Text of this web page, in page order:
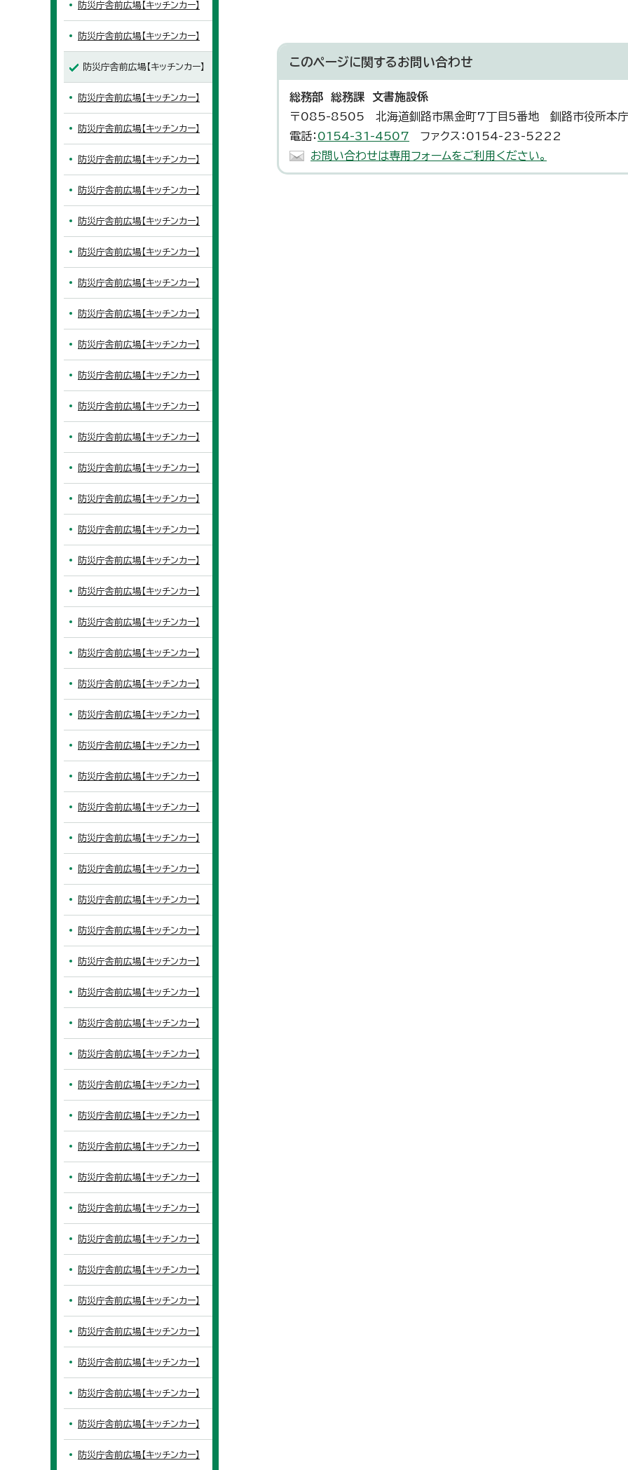
このページに関するお問い合わせ
総務部 総務課 文書施設係
〒085-8505 北海道釧路市黒金町7丁目5番地 釧路市役所本
電話： 0154-31-4507 ファクス：0154-23-5222
お問い合わせは専用フォームをご利用ください。
防災庁舎前広場【キッチンカー】
防災庁舎前広場【キッチンカー】
防災庁舎前広場【キッチンカー】
防災庁舎前広場【キッチンカー】
防災庁舎前広場【キッチンカー】
防災庁舎前広場【キッチンカー】
防災庁舎前広場【キッチンカー】
防災庁舎前広場【キッチンカー】
防災庁舎前広場【キッチンカー】
防災庁舎前広場【キッチンカー】
防災庁舎前広場【キッチンカー】
防災庁舎前広場【キッチンカー】
防災庁舎前広場【キッチンカー】
防災庁舎前広場【キッチンカー】
防災庁舎前広場【キッチンカー】
防災庁舎前広場【キッチンカー】
防災庁舎前広場【キッチンカー】
防災庁舎前広場【キッチンカー】
防災庁舎前広場【キッチンカー】
防災庁舎前広場【キッチンカー】
防災庁舎前広場【キッチンカー】
防災庁舎前広場【キッチンカー】
防災庁舎前広場【キッチンカー】
防災庁舎前広場【キッチンカー】
防災庁舎前広場【キッチンカー】
防災庁舎前広場【キッチンカー】
防災庁舎前広場【キッチンカー】
防災庁舎前広場【キッチンカー】
防災庁舎前広場【キッチンカー】
防災庁舎前広場【キッチンカー】
防災庁舎前広場【キッチンカー】
防災庁舎前広場【キッチンカー】
防災庁舎前広場【キッチンカー】
防災庁舎前広場【キッチンカー】
防災庁舎前広場【キッチンカー】
防災庁舎前広場【キッチンカー】
防災庁舎前広場【キッチンカー】
防災庁舎前広場【キッチンカー】
防災庁舎前広場【キッチンカー】
防災庁舎前広場【キッチンカー】
防災庁舎前広場【キッチンカー】
防災庁舎前広場【キッチンカー】
防災庁舎前広場【キッチンカー】
防災庁舎前広場【キッチンカー】
防災庁舎前広場【キッチンカー】
防災庁舎前広場【キッチンカー】
防災庁舎前広場【キッチンカー】
防災庁舎前広場【キッチンカー】